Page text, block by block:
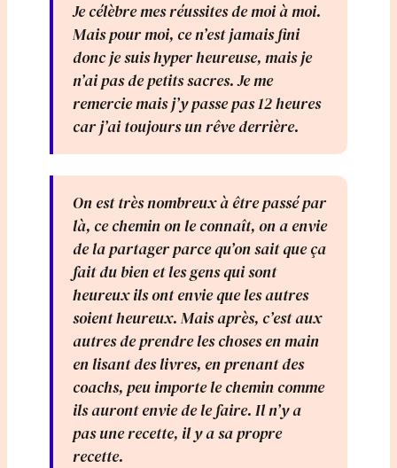
Je célèbre mes réussites de moi à moi.
Mais pour moi, ce n’est jamais fini
donc je suis hyper heureuse, mais je
n’ai pas de petits sacres. Je me
remercie mais j’y passe pas 12 heures
car j’ai toujours un rêve derrière.
On est très nombreux à être passé par
là, ce chemin on le connaît, on a envie
de la partager parce qu’on sait que ça
fait du bien et les gens qui sont
heureux ils ont envie que les autres
soient heureux. Mais après, c’est aux
autres de prendre les choses en main
en lisant des livres, en prenant des
coachs, peu importe le chemin comme
ils auront envie de le faire. Il n’y a
pas une recette, il y a sa propre
recette.